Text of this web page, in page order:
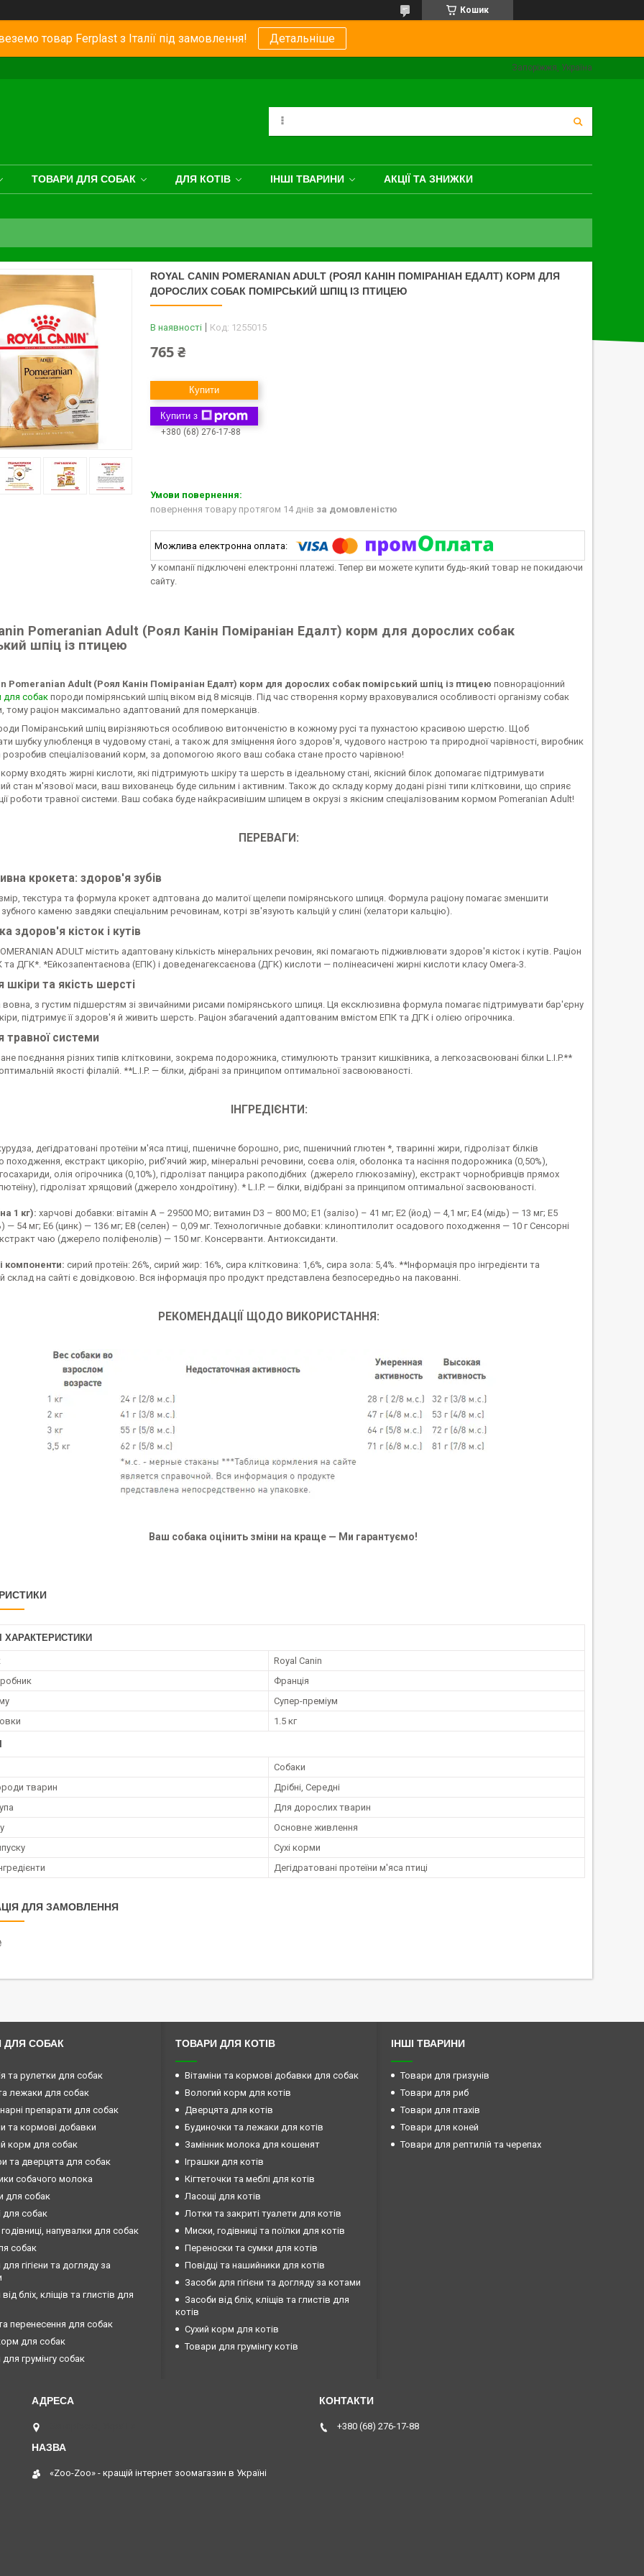
Кошик
товар Ferplast з Італії під замовлення! Детальніше
Запоріжжя, Україна
ТОВАРИ ДЛЯ СОБАК ДЛЯ КОТІВ ІНШІ ТВАРИНИ АКЦІЇ ТА ЗНИЖКИ
ROYAL CANIN POMERANIAN ADULT (РОЯЛ КАНІН ПОМІРАНІАН ЕДАЛТ) КОРМ ДЛЯ
ДОРОСЛИХ СОБАК ПОМІРСЬКИЙ ШПІЦ ІЗ ПТИЦЕЮ
В наявності Код: 1255015
765 ₴
Купити
Купити з
+380 (68) 276-17-88
повернення товару протягом 14 днів за домовленістю
У компанії підключені електронні платежі. Тепер ви можете купити будь-який товар не покидаючи
сайту.
Pomeranian Adult (Роял Канін Поміраніан Едалт) корм для дорослих собак
шпіц із птицею
Pomeranian Adult (Роял Канін Поміраніан Едалт) корм для дорослих собак помірський шпіц із птицею повнораціонний
для собак породи помірянський шпіц віком від 8 місяців. Під час створення корму враховувалися особливості організму собак
тому раціон максимально адаптований для померканців.
Поміранський шпіц вирізняються особливою витонченістю в кожному русі та пухнастою красивою шерстю. Щоб
шубку улюбленця в чудовому стані, а також для зміцнення його здоров'я, чудового настрою та природної чарівності, виробник
розробив спеціалізований корм, за допомогою якого ваш собака стане просто чарівною!
входять жирні кислоти, які підтримують шкіру та шерсть в ідеальному стані, якісний білок допомагає підтримувати
стан м'язової маси, ваш вихованець буде сильним і активним. Також до складу корму додані різні типи клітковини, що сприяє
роботи травної системи. Ваш собака буде найкрасивішим шпицем в окрузі з якісним спеціалізованим кормом Pomeranian Adult!
ПЕРЕВАГИ:
крокета: здоров'я зубів
текстура та формула крокет адптована до малитої щелепи помірянського шпиця. Формула раціону помагає зменшити
каменю завдяки спеціальним речовинам, котрі зв'язують кальцій у слині (хелатори кальцію).
здоров'я кісток і кутів
ADULT містить адаптовану кількість мінеральних речовин, які помагають підживлювати здоров'я кісток і кутів. Раціон
та ДГК*. *Ейкозапентаєнова (ЕПК) і доведенагексаєнова (ДГК) кислоти — полінеасичені жирні кислоти класу Омега-3.
шкіри та якість шерсті
з густим підшерстям зі звичайними рисами помірянського шпиця. Ця ексклюзивна формула помагає підтримувати бар'єрну
підтримує її здоров'я й живить шерсть. Раціон збагачений адаптованим вмістом ЕПК та ДГК і олією огірочника.
травної системи
поєднання різних типів клітковини, зокрема подорожника, стимулюють транзит кишківника, а легкозасвоювані білки L.I.P.**
якості філалій. **L.I.P. — білки, дібрані за принципом оптимальної засвоюваності.
ІНГРЕДІЄНТИ:
дегідратовані протеїни м'яса птиці, пшеничне борошно, рис, пшеничний глютен *, тваринні жири, гідролізат білків
походження, екстракт цикорію, риб'ячий жир, мінеральні речовини, соєва олія, оболонка та насіння подорожника (0,50%),
олія огірочника (0,10%), гідролізат панцира ракоподібних (джерело глюкозаміну), екстракт чорнобривців прямох
гідролізат хрящовий (джерело хондроїтину). * L.I.P. — білки, відібрані за принципом оптимальної засвоюваності.
1 кг): харчові добавки: вітамін А – 29500 MO; витамин D3 – 800 МО; E1 (залізо) – 41 мг; E2 (йод) — 4,1 мг; Е4 (мідь) — 13 мг; Е5
— 54 мг; Е6 (цинк) — 136 мг; Е8 (селен) – 0,09 мг. Технологичные добавки: клиноптилолит осадового походження — 10 г Сенсорні
чаю (джерело поліфенолів) — 150 мг. Консерванти. Антиоксиданти.
компоненти: сирий протеїн: 26%, сирий жир: 16%, сира клітковина: 1,6%, сира зола: 5,4%. **Інформація про інгредієнти та
склад на сайті є довідковою. Вся інформація про продукт представлена безпосередньо на пакованні.
РЕКОМЕНДАЦІЇ ЩОДО ВИКОРИСТАННЯ:
Ваш собака оцінить зміни на краще — Ми гарантуємо!
ХАРАКТЕРИСТИКИ
Royal Canin
Франція
Супер-преміум
1.5 кг
Собаки
тварин
Дрібні, Середні
Для дорослих тварин
Основне живлення
Сухі корми
Дегідратовані протеїни м'яса птиці
ДЛЯ ЗАМОВЛЕННЯ
ДЛЯ СОБАК
та рулетки для собак
лежаки для собак
препарати для собак
та кормові добавки
корм для собак
та дверцята для собак
собачого молока
для собак
для собак
напувалки для собак
собак
гігієни та догляду за
бліх, кліщів та глистів для
перенесення для собак
для собак
грумінгу собак
ТОВАРИ ДЛЯ КОТІВ
Вітаміни та кормові добавки для собак
Вологий корм для котів
Дверцята для котів
Будиночки та лежаки для котів
Замінник молока для кошенят
Іграшки для котів
Кігтеточки та меблі для котів
Ласощі для котів
Лотки та закриті туалети для котів
Миски, годівниці та поїлки для котів
Переноски та сумки для котів
Повідці та нашийники для котів
Засоби для гігієни та догляду за котами
Засоби від бліх, кліщів та глистів для
котів
Сухий корм для котів
Товари для грумінгу котів
ІНШІ ТВАРИНИ
Товари для гризунів
Товари для риб
Товари для птахів
Товари для коней
Товари для рептилій та черепах
«Zoo-Zoo» - кращій інтернет зоомагазин в Україні
+380 (68) 276-17-88